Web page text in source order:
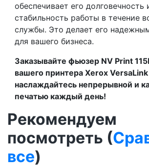
обеспечивает его долговечность
стабильность работы в течение
службы. Это делает его
для вашего бизнеса.
Заказывайте фьюзер NV Print
вашего принтера Xerox
наслаждайтесь непрерывной и
печатью каждый день!
Рекомендуем
посмотреть (
все)